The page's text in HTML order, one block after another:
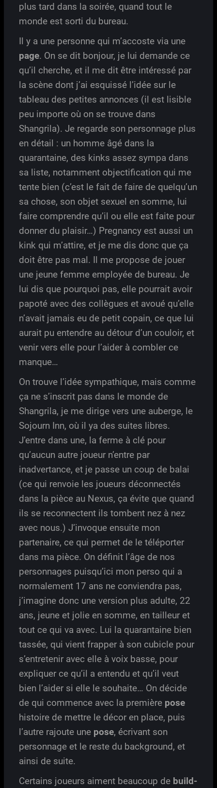
plus tard dans la soirée, quand tout le
monde est sorti du bureau.
Il y a une personne qui m’accoste via une
page. On se dit bonjour, je lui demande ce
qu’il cherche, et il me dit être intéressé par
la scène dont j’ai esquissé l’idée sur le
tableau des petites annonces (il est lisible
peu importe où on se trouve dans
Shangrila). Je regarde son personnage plus
en détail : un homme âgé dans la
quarantaine, des kinks assez sympa dans
sa liste, notamment objectification qui me
tente bien (c’est le fait de faire de quelqu’un
sa chose, son objet sexuel en somme, lui
faire comprendre qu’il ou elle est faite pour
donner du plaisir…) Pregnancy est aussi un
kink qui m’attire, et je me dis donc que ça
doit être pas mal. Il me propose de jouer
une jeune femme employée de bureau. Je
lui dis que pourquoi pas, elle pourrait avoir
papoté avec des collègues et avoué qu’elle
n’avait jamais eu de petit copain, ce que lui
aurait pu entendre au détour d’un couloir, et
venir vers elle pour l’aider à combler ce
manque…
On trouve l’idée sympathique, mais comme
ça ne s’inscrit pas dans le monde de
Shangrila, je me dirige vers une auberge, le
Sojourn Inn, où il ya des suites libres.
J’entre dans une, la ferme à clé pour
qu’aucun autre joueur n’entre par
inadvertance, et je passe un coup de balai
(ce qui renvoie les joueurs déconnectés
dans la pièce au Nexus, ça évite que quand
ils se reconnectent ils tombent nez à nez
avec nous.) J’invoque ensuite mon
partenaire, ce qui permet de le téléporter
dans ma pièce. On définit l’âge de nos
personnages puisqu’ici mon perso qui a
normalement 17 ans ne conviendra pas,
j’imagine donc une version plus adulte, 22
ans, jeune et jolie en somme, en tailleur et
tout ce qui va avec. Lui la quarantaine bien
tassée, qui vient frapper à son cubicle pour
s’entretenir avec elle à voix basse, pour
expliquer ce qu’il a entendu et qu’il veut
bien l’aider si elle le souhaite… On décide
de qui commence avec la première pose
histoire de mettre le décor en place, puis
l’autre rajoute une pose, écrivant son
personnage et le reste du background, et
ainsi de suite.
Certains joueurs aiment beaucoup de build-